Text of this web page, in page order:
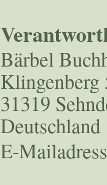
Bärbel
Klingenberg
31319
Deutschland
E-